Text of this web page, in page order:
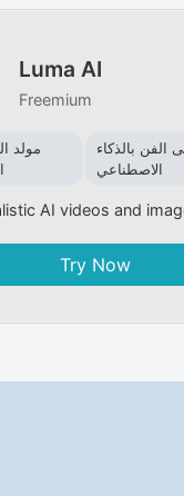
Luma AI
Freemium
مولد
الفن بالذكاء
الاصطناعي
AI videos and
Try Now